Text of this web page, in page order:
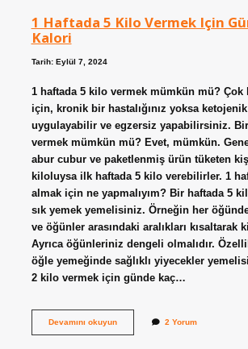
1 Haftada 5 Kilo Vermek Için
Kalori
Tarih: Eylül 7, 2024
1 haftada 5 kilo vermek mümkün mü? Çok
için, kronik bir hastalığınız yoksa
uygulayabilir ve egzersiz yapabilirsiniz.
vermek mümkün mü? Evet, mümkün.
abur cubur ve paketlenmiş ürün tüketen
kiloluysa ilk haftada 5 kilo verebilirler. 1
almak için ne yapmalıyım? Bir haftada 5
sık yemek yemelisiniz. Örneğin her
ve öğünler arasındaki aralıkları
Ayrıca öğünleriniz dengeli olmalıdır.
öğle yemeğinde sağlıklı yiyecekler
2 kilo vermek için günde kaç…
Devamını okuyun1
2 Yorum